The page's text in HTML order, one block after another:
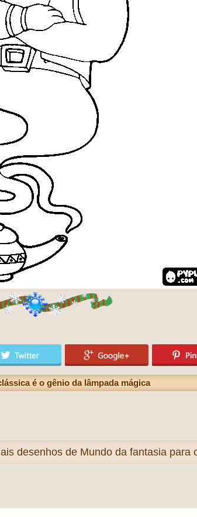
é o gênio da lâmpada mágica
desenhos de Mundo da fantasia para